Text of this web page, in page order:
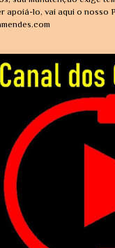
apoiá-lo, vai aqui o nosso